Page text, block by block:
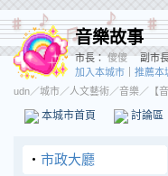
音樂故事
市長： 傻傻 副市
加入本城市
推薦本
udn／城市／人文藝術／音樂／ 【
本城市首頁 討論區
‧ 市政大廳